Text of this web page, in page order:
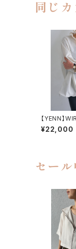
同じ
【YENN】
RT
¥22,000
セー